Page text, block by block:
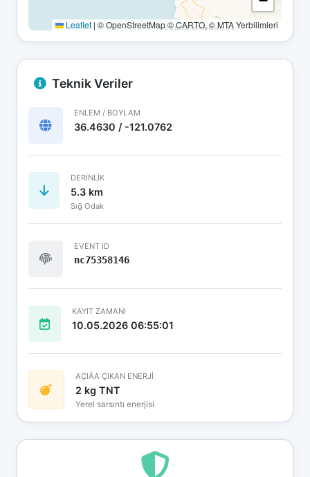
Leaflet | © OpenStreetMap © CARTO, © MTA Yerbilimleri
Teknik Veriler
ENLEM / BOYLAM
36.4630 / -121.0762
DERINLIK
5.3 km
Sığ Odak
EVENT ID
nc75358146
KAYIT ZAMANI
10.05.2026 06:55:01
AÇIÄA ÇIKAN ENERJİ
2 kg TNT
Yerel sarsıntı enerjisi